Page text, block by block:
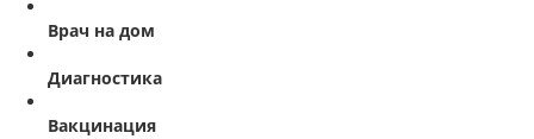
Врач на дом
Диагностика
Вакцинация